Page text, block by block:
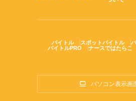
バイトル スポットバイトル
バイトルPRO
ナースではたらこ
パソコン表示画